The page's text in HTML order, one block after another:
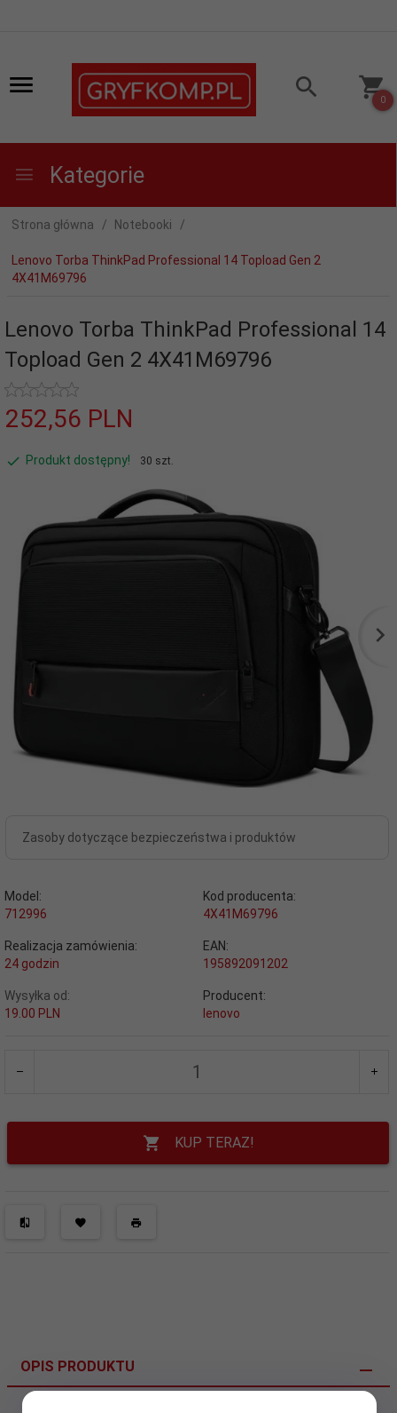
0
Kategorie
Strona główna Notebooki
Lenovo Torba ThinkPad Professional 14 Topload Gen 2
4X41M69796
Lenovo Torba ThinkPad Professional 14
Topload Gen 2 4X41M69796
252,56 PLN
Produkt dostępny! 30 szt.
Zasoby dotyczące bezpieczeństwa i produktów
Model:
712996
Kod producenta:
4X41M69796
Realizacja zamówienia:
24 godzin
EAN:
195892091202
Wysyłka od:
19.00 PLN
Producent:
lenovo
KUP TERAZ!
OPIS PRODUKTU